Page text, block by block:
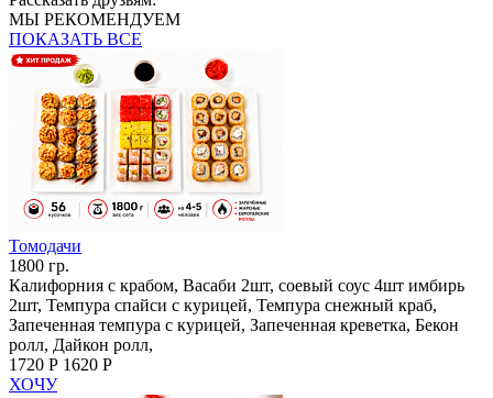
МЫ РЕКОМЕНДУЕМ
ПОКАЗАТЬ ВСЕ
Томодачи
1800 гр.
Калифорния с крабом, Васаби 2шт, соевый соус 4шт имбирь
2шт, Темпура спайси с курицей, Темпура снежный краб,
Запеченная темпура с курицей, Запеченная креветка, Бекон
ролл, Дайкон ролл,
1720 Р 1620 Р
ХОЧУ